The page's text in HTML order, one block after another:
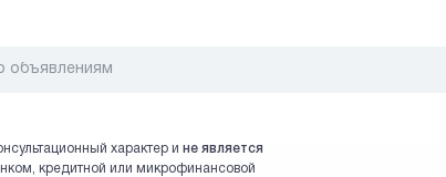
характер и не является
кредитной или микрофинансовой